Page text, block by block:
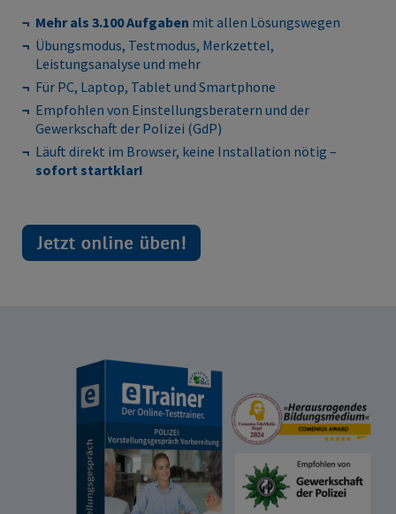
Mehr als 3.100 Aufgaben mit allen Lösungswegen
Übungsmodus, Testmodus, Merkzettel,
Leistungsanalyse und mehr
Für PC, Laptop, Tablet und Smartphone
Empfohlen von Einstellungsberatern und der
Gewerkschaft der Polizei (GdP)
Läuft direkt im Browser, keine Installation nötig –
sofort startklar!